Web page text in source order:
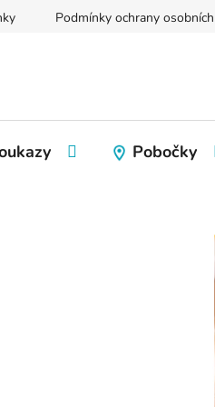
Podmínky ochrany
Pobočky